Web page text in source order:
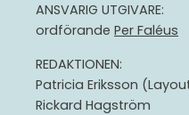
STATUTER
STADGAR
HANDBOKEN
ANSVARIG UTGIVARE:
ordförande Per Faléus
REDAKTIONEN:
Patricia Eriksson
Rickard Hagström